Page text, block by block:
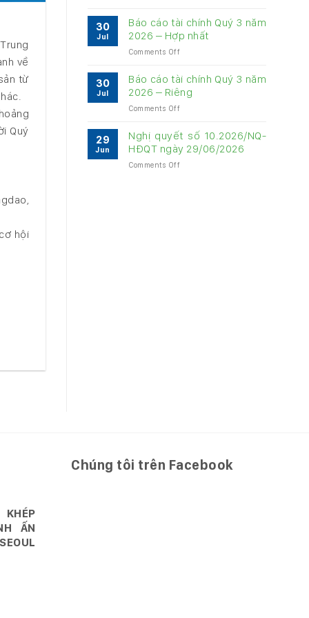
về
từ
Quý
hội
quản
trị
Công
tháng
năm
cáo
quản
trị
6
tháng
năm
30
Jul
Báo cáo tài chính Quý 3 năm
2026 – Hợp nhất
Comments Offon
cáo
chính
năm
2026
–
30
Jul
Báo cáo tài chính Quý 3 năm
2026 – Riêng
Comments Offon
cáo
chính
29
Jun
Nghị quyết số 10.2026/NQ-
HĐQT ngày 29/06/2026
Comments Offon
KHÉP
ẤN
Chúng tôi trên Facebook